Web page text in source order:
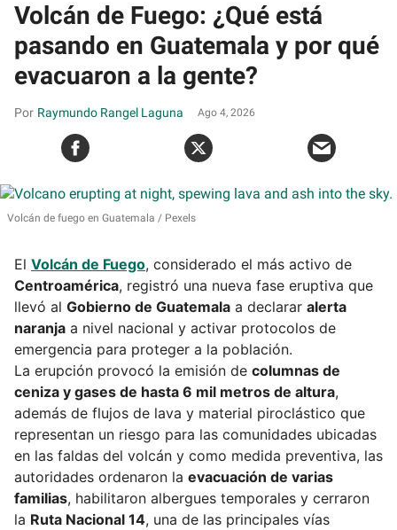
Volcán de Fuego: ¿Qué está
pasando en Guatemala y por qué
evacuaron a la gente?
Raymundo Rangel Laguna Ago 4, 2026
Volcán de fuego en Guatemala Pexels
El Volcán de Fuego, considerado el más activo de
Centroamérica, registró una nueva fase eruptiva que
llevó al Gobierno de Guatemala a declarar alerta
naranja a nivel nacional y activar protocolos de
emergencia para proteger a la población.
La erupción provocó la emisión de columnas de
ceniza y gases de hasta 6 mil metros de altura,
además de flujos de lava y material piroclástico que
representan un riesgo para las comunidades ubicadas
en las faldas del volcán y como medida preventiva, las
autoridades ordenaron la evacuación de varias
familias, habilitaron albergues temporales y cerraron
la Ruta Nacional 14, una de las principales vías